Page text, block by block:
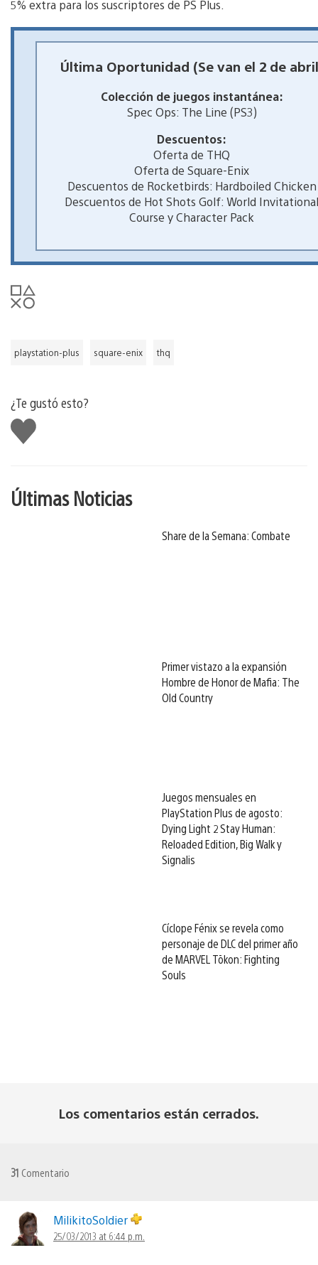
5% extra para los suscriptores de PS Plus.
Última Oportunidad (Se van el 2 de
Colección de juegos instantánea:
Spec Ops: The Line (PS3)
Descuentos:
Oferta de THQ
Oferta de Square-Enix
Descuentos de Rocketbirds: Hardboiled Chicken
Descuentos de Hot Shots Golf: World Invitational
Course y Character Pack
playstation-plus square-enix thq
¿Te gustó esto?
Me
gusta
Últimas Noticias
Share de la Semana: Combate
Primer vistazo a la expansión
Hombre de Honor de Mafia: The
Old Country
Juegos mensuales en
PlayStation Plus de agosto:
Dying Light 2 Stay Human:
Reloaded Edition, Big Walk y
Signalis
Cíclope Fénix se revela como
personaje de DLC del primer año
de MARVEL Tōkon: Fighting
Souls
Los comentarios están cerrados.
31 Comentario
MilikitoSoldier
25/03/2013 at 6:44 p.m.